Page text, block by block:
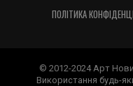
ПОЛІТИКА
© 2012-2024 Арт
Використання будь-